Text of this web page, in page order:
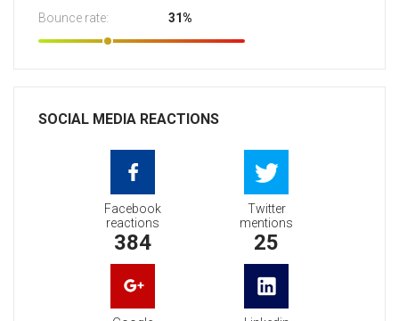
Bounce rate: 31%
SOCIAL MEDIA REACTIONS
Facebook
reactions
384
Twitter
mentions
25